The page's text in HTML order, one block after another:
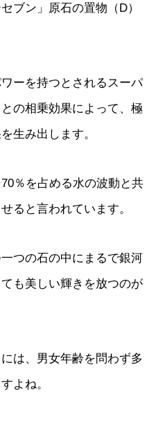
ブン」原石の置物（D）
ーを持つとされるスーパ
の相乗効果によって、極
生み出します。
％を占める水の波動と共
ると言われています。
つの石の中にまるで銀河
も美しい輝きを放つのが
は、男女年齢を問わず多
よね。